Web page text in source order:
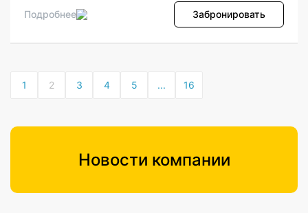
Подробнее Забронировать
1 2 3 4 5 ... 16
Новости компании